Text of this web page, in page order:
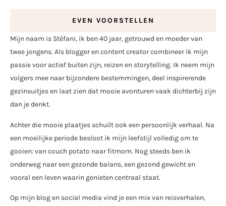
EVEN VOORSTELLEN
Mijn naam is Stéfani, ik ben 40 jaar, getrouwd en moeder van
twee jongens. Als blogger en content creator combineer ik mijn
passie voor actief buiten zijn, reizen en storytelling. Ik neem mijn
volgers mee naar bijzondere bestemmingen, deel inspirerende
gezinsuitjes en laat zien dat mooie avonturen vaak dichterbij zijn
dan je denkt.
Achter die mooie plaatjes schuilt ook een persoonlijk verhaal. Na
een moeilijke periode besloot ik mijn leefstijl volledig om te
gooien: van couch potato naar fitmom. Nog steeds ben ik
onderweg naar een gezonde balans, een gezond gewicht en
vooral een leven waarin genieten centraal staat.
Op mijn blog en social media vind je een mix van reisverhalen,